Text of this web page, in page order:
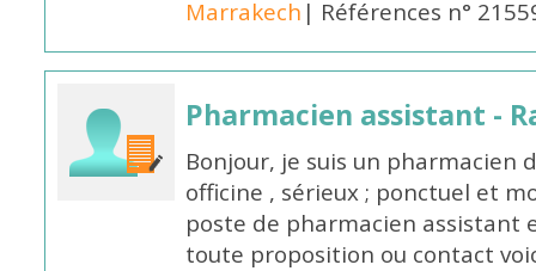
Marrakech | Références n°
Pharmacien assistant -
Bonjour, je suis un pharmacien
officine , sérieux ; ponctuel et
poste de pharmacien
toute proposition ou contact